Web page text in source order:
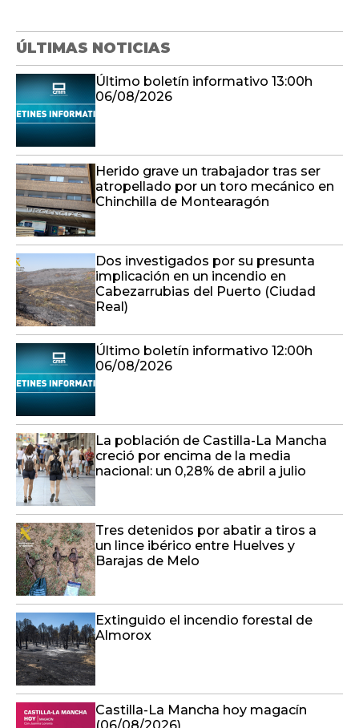
ÚLTIMAS NOTICIAS
Último boletín informativo 13:00h
06/08/2026
Herido grave un trabajador tras ser
atropellado por un toro mecánico en
Chinchilla de Montearagón
Dos investigados por su presunta
implicación en un incendio en
Cabezarrubias del Puerto (Ciudad
Real)
Último boletín informativo 12:00h
06/08/2026
La población de Castilla-La Mancha
creció por encima de la media
nacional: un 0,28% de abril a julio
Tres detenidos por abatir a tiros a
un lince ibérico entre Huelves y
Barajas de Melo
Extinguido el incendio forestal de
Almorox
Castilla-La Mancha hoy magacín